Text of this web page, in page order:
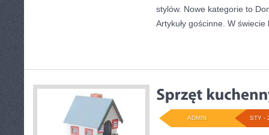
stylów. Nowe kategorie to
Artykuły gościnne. W świecie
STY -
ADMIN